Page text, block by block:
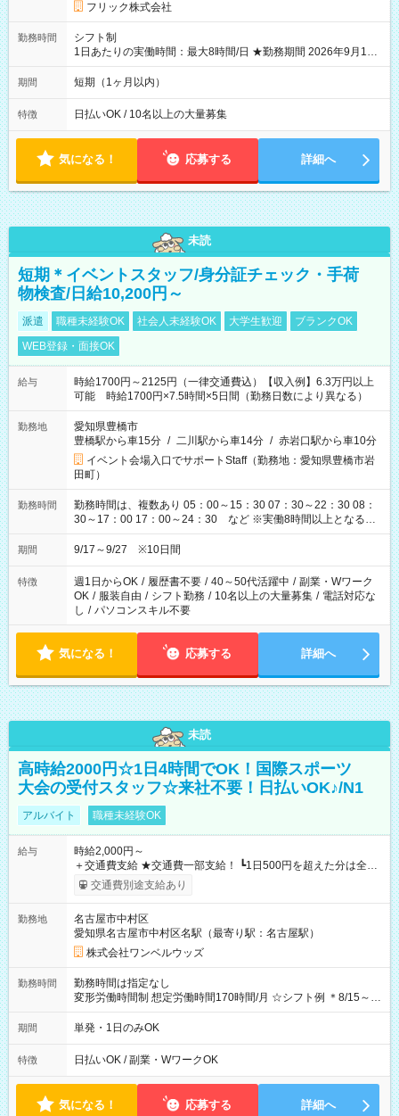
フリック株式会社
勤務時間
シフト制
1日あたりの実働時間：最大8時間/日 ★勤務期間 2026年9月16
日~2026年10月23日 短期勤務OK! 期間中フル勤務できる方優遇
※週3~5日勤務(勤務日数応相談) ※期間前から勤務スタートも可
り ※夜勤シフトあり
期間 短期（1ヶ月以内）
特徴 日払いOK / 10名以上の大量募集
気になる！ 応募する 詳細へ
未読
短期＊イベントスタッフ/身分証チェック・手荷
物検査/日給10,200円～
派遣 職種未経験OK 社会人未経験OK 大学生歓迎
ブランクOK
WEB登録・面接OK
給与
時給1700円～2125円（一律交通費込）【収入例】6.3万円以上
可能 時給1700円×7.5時間×5日間（勤務日数により異なる）
勤務地
愛知県豊橋市
豊橋駅から車15分 / 二川駅から車14分 / 赤岩口駅から車10分
イベント会場入口でサポートStaff（勤務地：愛知県豊橋市岩
田町）
勤務時間
勤務時間は、複数あり 05：00～15：30 07：30～22：30 08：
30～17：00 17：00～24：30 など ※実働8時間以上となる勤
務もあります。 【休憩】60分+他休憩あり 交替で取得します。
安全面に配慮しこまめな休憩があります。
期間 9/17～9/27 ※10日間
特徴 週1日からOK / 履歴書不要 / 40～50代活躍中 / 副業・Wワーク
OK / 服装自由 / シフト勤務 / 10名以上の大量募集 / 電話対応な
し / パソコンスキル不要
気になる！ 応募する 詳細へ
未読
高時給2000円☆1日4時間でOK！国際スポーツ
大会の受付スタッフ☆来社不要！日払いOK♪/N1
アルバイト 職種未経験OK
給与
時給2,000円～
＋交通費支給 ★交通費一部支給！ ┗1日500円を超えた分は全額
支給！ ※往復500円以内の方は自己負担となります ★日払い
OK！（規定あり） ┗働いたその日に現金GET♪ お仕事後はコン
期間なし
交通費別途支給あり
勤務地
名古屋市中村区
愛知県名古屋市中村区名駅（最寄り駅：名古屋駅）
株式会社ワンベルウッズ
勤務時間
勤務時間は指定なし
変形労働時間制 想定労働時間170時間/月 ☆シフト例 ＊8/15～
10/26 全日共通 08：00～12：00 17：00～21：00 ＊8/31
～9/19のみ下記シフトもあります！ 12：00～16：00 ＊9/6～
00
期間 単発・1日のみOK
特徴 日払いOK / 副業・WワークOK
気になる！ 応募する 詳細へ